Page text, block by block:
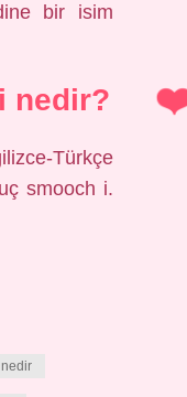
bir isim
nedir?
Türkçe
smooch i.